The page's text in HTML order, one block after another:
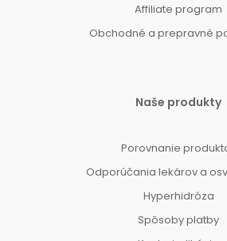
Affiliate program
Obchodné a prepravné
Naše produkty
Porovnanie
Odporúčania lekárov a
Hyperhidróza
Spôsoby platby